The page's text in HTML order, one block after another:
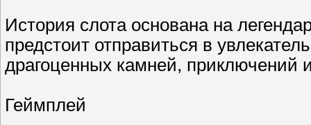
История слота основана на
предстоит отправиться в
драгоценных камней, приключений
Геймплей